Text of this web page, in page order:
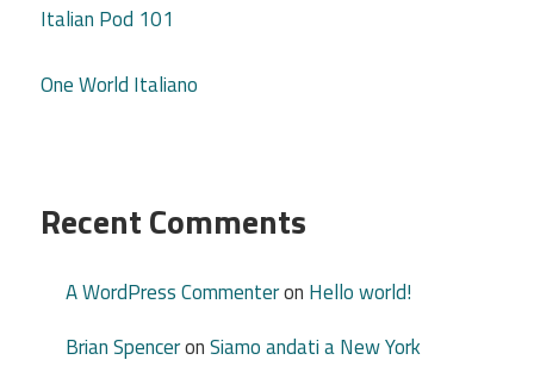
Italian Pod 101
One World Italiano
Recent Comments
A WordPress Commenteron Hello world!
Brian SpenceronSiamo andati a New York